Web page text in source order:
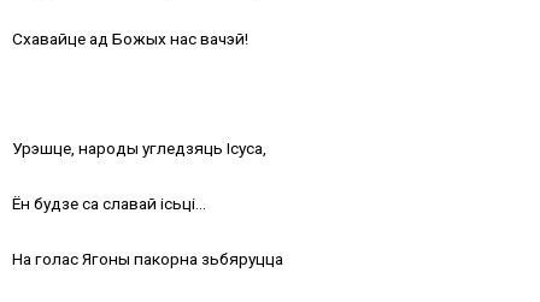
Схавайце ад Божых нас вачэй!
Урэшце, народы угледзяць Ісуса,
Ён будзе са славай ісьці…
На голас Ягоны пакорна зьбяруцца